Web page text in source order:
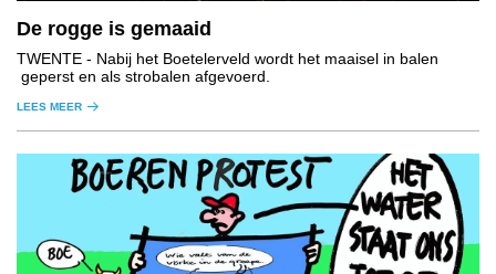
De rogge is gemaaid
TWENTE - Nabij het Boetelerveld wordt het maaisel in balen
geperst en als strobalen afgevoerd.
LEES MEER